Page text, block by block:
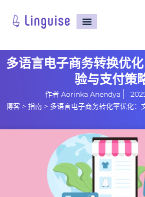
多语言电子商务转换优
验与支付策
作者 Aorinka Anendya
博客 > 指南 > 多语言电子商务转化率优化：